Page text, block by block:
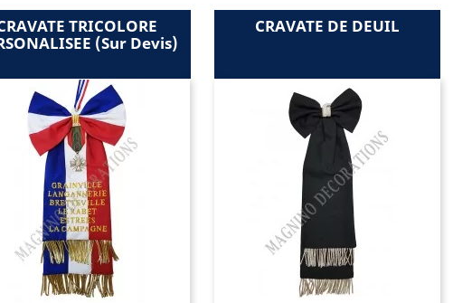
TRICOLORE
(sur Devis)
CRAVATE DE DEUIL